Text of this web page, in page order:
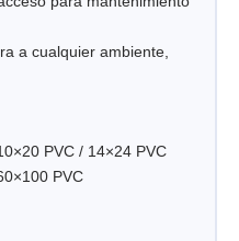
a cualquier ambiente,
PVC / 14×24 PVC
PVC